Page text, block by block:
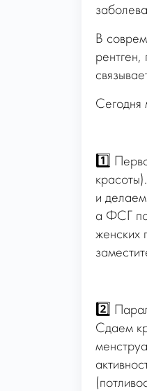
В
Сегодня
1️⃣
и
а ФСГ
женских
2️⃣
Сдаем